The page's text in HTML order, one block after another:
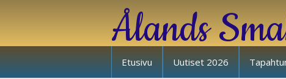
Ålands
Etusivu Uutiset 2026